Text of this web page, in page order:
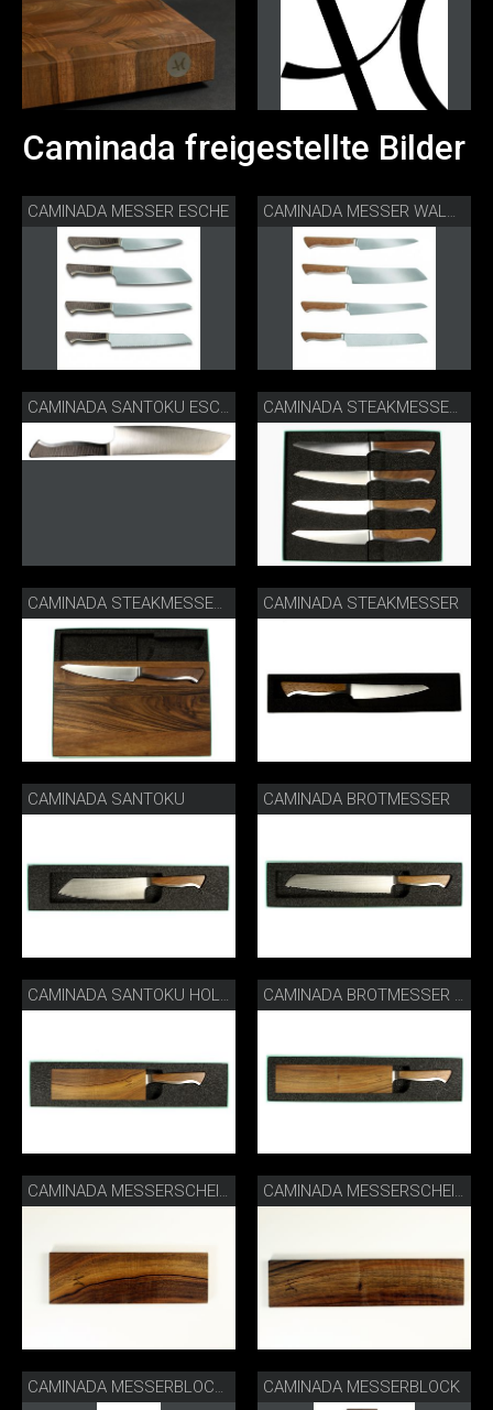
Caminada freigestellte Bilder
CAMINADA MESSER ESCHE CAMINADA MESSER WALNUSS
CAMINADA SANTOKU ESCHE CAMINADA STEAKMESSERSET
CAMINADA STEAKMESSER MIT BRETT CAMINADA STEAKMESSER
CAMINADA SANTOKU CAMINADA BROTMESSER
CAMINADA SANTOKU HOLZSCHEIDE CAMINADA BROTMESSER HOLZSCHEIDE
CAMINADA MESSERSCHEIDE SANTOKU CAMINADA MESSERSCHEIDE BROTMESSER
CAMINADA MESSERBLOCK & MESSER CAMINADA MESSERBLOCK